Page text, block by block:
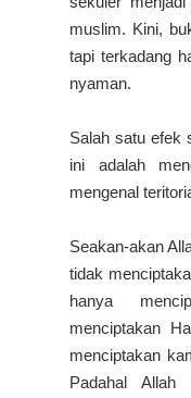
muslim. Kini,
tapi terkadang
nyaman.
Salah satu efek
ini adalah
mengenal
Seakan-akan
tidak
hanya
menciptakan
menciptakan
Padahal